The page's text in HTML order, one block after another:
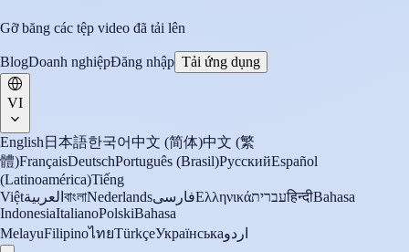
Gỡ băng các tệp video đã tải lên
BlogDoanh nghiệpĐăng nhập Tải ứng dụng
VI
English 日本語한국어中文 (简体)中文 (繁
體)FrançaisDeutschPortuguês (Brasil)РусскийEspañol
(Latinoamérica)Tiếng
Việtالعربية বাংলাNederlandsفارسیΕλληνικάעבריתहिन्दीBahasa
IndonesiaItalianoPolskiBahasa
MelayuFilipinoไทยTürkçeУкраїнськаاردو